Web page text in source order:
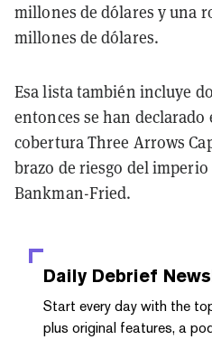
millones de dólares y una
millones de dólares.
Esa lista también incluye
entonces se han
cobertura Three Arrows
brazo de riesgo del
Bankman-Fried.
Daily Debrief
Start every day with the
plus original features, a